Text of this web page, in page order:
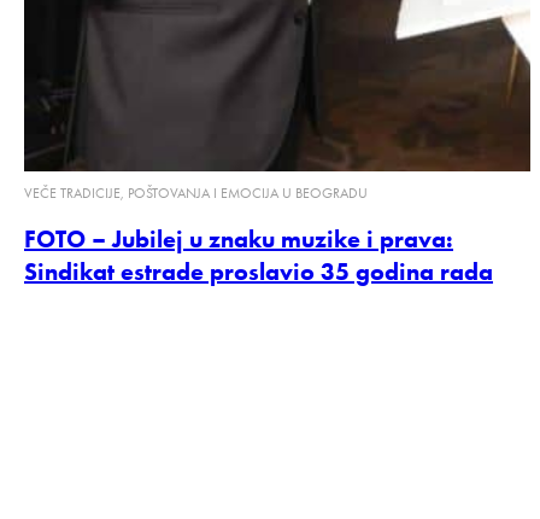
VEČE TRADICIJE, POŠTOVANJA I EMOCIJA U BEOGRADU
FOTO – Jubilej u znaku muzike i prava:
Sindikat estrade proslavio 35 godina rada